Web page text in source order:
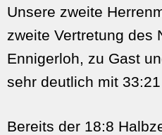
Unsere zweite
zweite Vertretung des
Ennigerloh, zu Gast
sehr deutlich mit 33:21
Bereits der 18:8